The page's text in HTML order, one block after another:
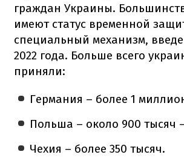
граждан Украины.
имеют статус временной
специальный механизм,
2022 года. Больше всего
приняли:
Германия – более 1
Польша – около 900 тысяч
Чехия – более 350 тысяч.